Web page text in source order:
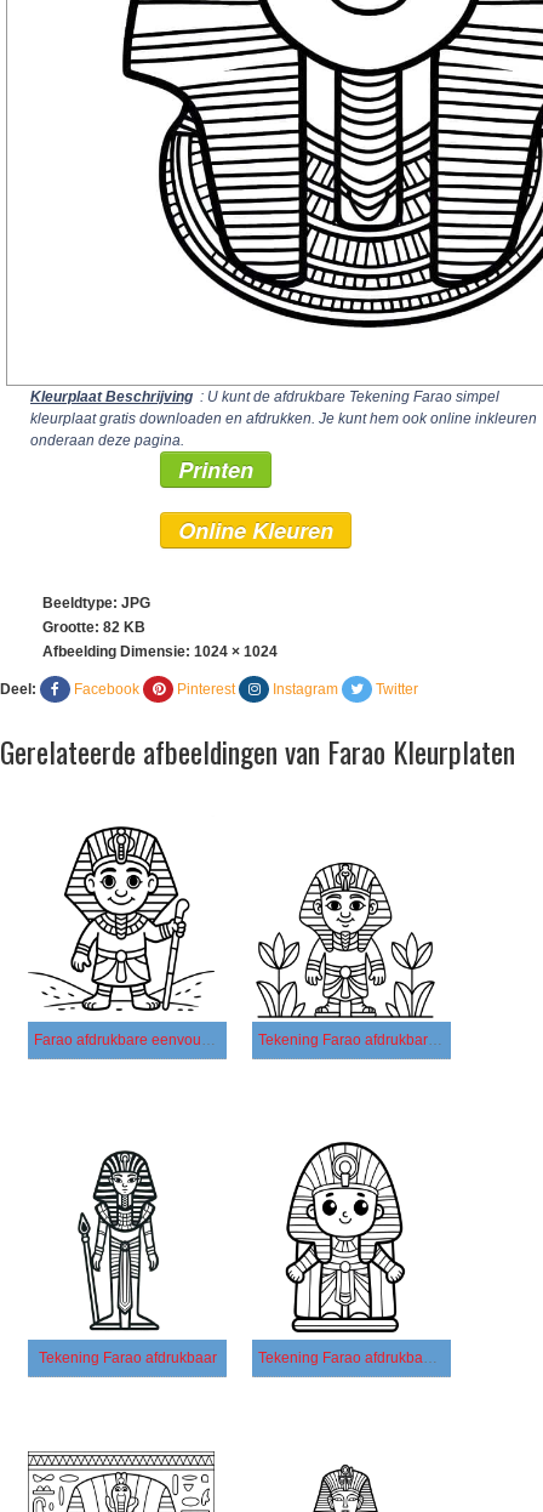
Kleurplaat Beschrijving : U kunt de afdrukbare Tekening Farao simpel
kleurplaat gratis downloaden en afdrukken. Je kunt hem ook online inkleuren
onderaan deze pagina.
Printen
Online Kleuren
Beeldtype: JPG
Grootte: 82 KB
Afbeelding Dimensie: 1024 × 1024
Deel: Facebook Pinterest Instagram Twitter
Gerelateerde afbeeldingen van Farao Kleurplaten
Farao afdrukbare eenvoudig Tekening Farao afdrukbare simpel
Tekening Farao afdrukbaar Tekening Farao afdrukbaar voor kinderen